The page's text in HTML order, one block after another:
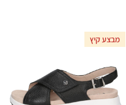
מבצע קיץ